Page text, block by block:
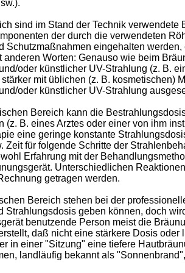
sind im Stand der Technik
der durch die verwendeten
Schutzmaßnahmen eingehalten
anderen Worten: Genauso wie beim
oder künstlicher UV-Strahlung (z. B.
mit üblichen (z. B. kosmetischen)
oder künstlicher UV-Strahlung
Bereich kann die
(z. B. eines Arztes oder einer von ihm
eine geringe konstante
Zeit für folgende Schritte der
Erfahrung mit der
Unterschiedlichen
getragen werden.
Bereich stehen bei der
Strahlungsdosis geben können, doch
benutzende Person meist die
daß nicht eine stärkere Dosis
in einer "Sitzung" eine tiefere
landläufig bekannt als